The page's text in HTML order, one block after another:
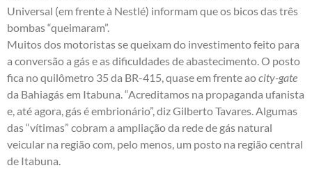
Universal (em frente à Nestlé) informam que os bicos das três
bombas “queimaram”.
Muitos dos motoristas se queixam do investimento feito para
a conversão a gás e as dificuldades de abastecimento. O posto
fica no quilômetro 35 da BR-415, quase em frente aocity-gate
da Bahiagás em Itabuna. “Acreditamos na propaganda ufanista
e, até agora, gás é embrionário”, diz Gilberto Tavares. Algumas
das “vítimas” cobram a ampliação da rede de gás natural
veicular na região com, pelo menos, um posto na região central
de Itabuna.